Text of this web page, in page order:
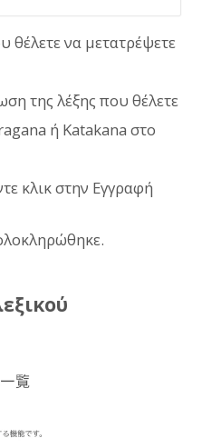
θέλετε να μετατρέψετε
της λέξης που θέλετε
ή Katakana στο
κλικ στην Εγγραφή